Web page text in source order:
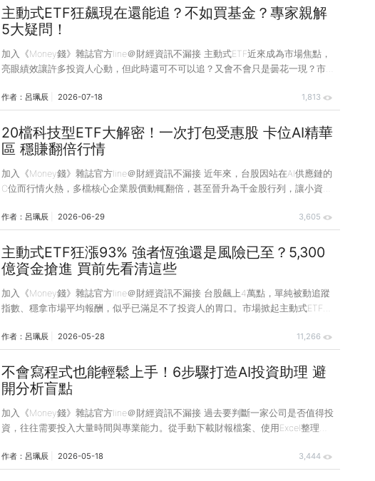
專家拆解財務狀況，提出配置調整建議。讀者可對照自身情況、優化投資組合，進
而往下一個人生目標邁進。 林奇芬 小檔案 理財教母、林奇芬治富俱樂部版主。
曾任Smart智富月刊社長、Mone
主動式ETF狂飆現在還能追？不如買基金？專家親解
5大疑問！
加入《Money錢》雜誌官方line＠財經資訊不漏接 主動式ETF近來成為市場焦點，
亮眼績效讓許多投資人心動，但此時還可不可以追？又會不會只是曇花一現？市場
共同基金多年的基金教授朱岳中，以及熟悉主被動商品的投資達人超馬芭樂王仲
麟，協助釐清主動式ETF的商品本質與操作邏輯。 朱岳中 小檔案 基金教授。中
正大學國際經濟碩士、中正大學財務金融博士，曾任南臺科技大學財務金融系助理
教授、財富管理公司投資顧問、金融研訓院菁英講座講師。著有《為什麼別人選的
基金總是賺？》、《基金私房學》，擅長
作者： 呂珮辰 2026-07-18 1,813
20檔科技型ETF大解密！一次打包受惠股 卡位AI精華
區 穩賺翻倍行情
加入《Money錢》雜誌官方line＠財經資訊不漏接 近年來，台股因站在AI供應鏈的
C位而行情火熱，多檔核心企業股價動輒翻倍，甚至晉升為千金股行列，讓小資族
主動式ETF，不失為一個替代選項。 但市場上科技型ETF琳瑯滿目，持股結構、風
險屬性、績效表現各不相同，投資人到底該怎麼選？本期〈封面故事〉將邀請專家
沈萬鈞、蔡明翰解析AI供應鏈投資脈絡，協助投資人選到合適的台、美科技型
ETF，輕鬆掌握AI成長商機。 隨著AI熱潮持續延燒，台股與美股核心供應鏈企業
股價不斷創高。過去小資族也許
作者： 呂珮辰 2026-06-29 3,605
主動式ETF狂漲93% 強者恆強還是風險已至？5,300
億資金搶進 買前先看清這些
加入《Money錢》雜誌官方line＠財經資訊不漏接 台股飆上4萬點，單純被動追蹤
指數、穩拿市場平均報酬，似乎已滿足不了投資人的胃口。市場掀起主動式ETF熱
瑤更被冠上「瑤池金母」的封號。 投資人每天緊盯績效排行與持股變動，深怕錯
過這波難得的飆漲行情。然而，主動式ETF真的適合所有人嗎？本期〈封面故事〉
將深入解析主動式ETF，並邀請專家解達投資人最關心的5大疑問。 今天主動統
一台股增長（00981A）進出了哪些標的？」、「主動復華未來50（00991A）什麼
時
作者： 呂珮辰 2026-05-28 11,266
不會寫程式也能輕鬆上手！6步驟打造AI投資助理 避
開分析盲點
加入《Money錢》雜誌官方line＠財經資訊不漏接 過去要判斷一家公司是否值得投
資，往往需要投入大量時間與專業能力。從手動下載財報檔案、使用Excel整理數
閱讀比對不同券商的研究報告。光是釐清一家公司的基本面，就要耗費數天時間，
且每個環節都仰賴專業知識、經驗累積、工具操作能力，對一般投資人而言門檻相
作者： 呂珮辰 2026-05-18 3,444